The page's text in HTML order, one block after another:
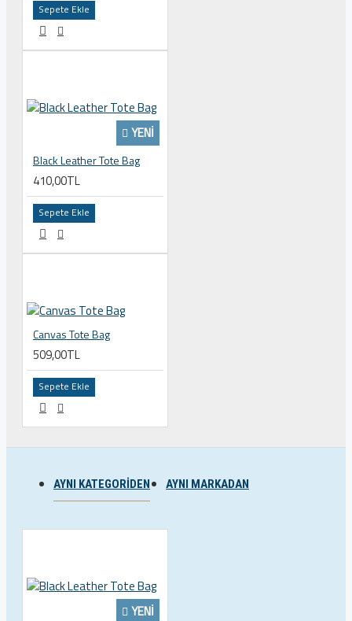
Sepete Ekle
YENI
Black Leather Tote Bag
410,00TL
Sepete Ekle
Canvas Tote Bag
509,00TL
Sepete Ekle
AYNI KATEGORIDEN AYNI MARKADAN
YENI